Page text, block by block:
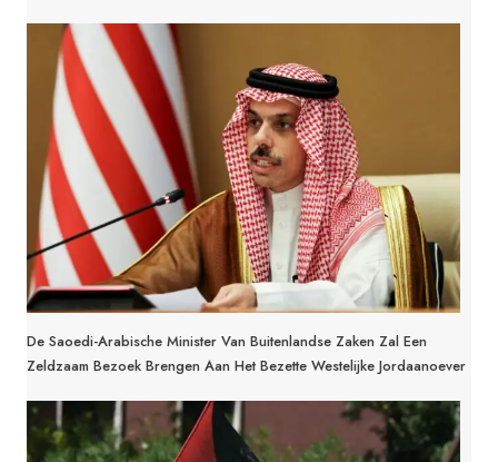
De Saoedi-Arabische Minister Van Buitenlandse Zaken Zal Een
Zeldzaam Bezoek Brengen Aan Het Bezette Westelijke Jordaanoever